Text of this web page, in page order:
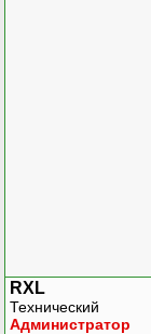
RXL
Технический
Администратор